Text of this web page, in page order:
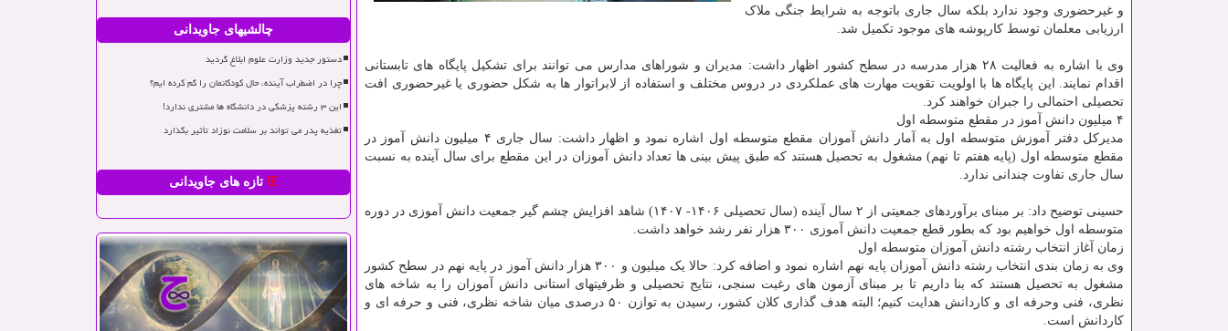
و غیرحضوری وجود ندارد بلکه سال جاری باتوجه به شرایط جنگی ملاک
ارزیابی معلمان توسط کارپوشه های موجود تکمیل شد.
وی با اشاره به فعالیت ۲۸ هزار مدرسه در سطح کشور اظهار داشت: مدیران و شوراهای مدارس می توانند برای تشکیل پایگاه های تابستانی
اقدام نمایند. این پایگاه ها با اولویت تقویت مهارت های عملکردی در دروس مختلف و استفاده از لابراتوار ها به شکل حضوری یا غیرحضوری افت
تحصیلی احتمالی را جبران خواهند کرد.
۴ میلیون دانش آموز در مقطع متوسطه اول
مدیرکل دفتر آموزش متوسطه اول به آمار دانش آموزان مقطع متوسطه اول اشاره نمود و اظهار داشت: سال جاری ۴ میلیون دانش آموز در
مقطع متوسطه اول (پایه هفتم تا نهم) مشغول به تحصیل هستند که طبق پیش بینی ها تعداد دانش آموزان در این مقطع برای سال آینده به نسبت
سال جاری تفاوت چندانی ندارد.
حسینی توضیح داد: بر مبنای برآوردهای جمعیتی از ۲ سال آینده (سال تحصیلی ۱۴۰۶- ۱۴۰۷) شاهد افزایش چشم گیر جمعیت دانش آموزی در دوره
متوسطه اول خواهیم بود که بطور قطع جمعیت دانش آموزی ۳۰۰ هزار نفر رشد خواهد داشت.
زمان آغاز انتخاب رشته دانش آموزان متوسطه اول
وی به زمان بندی انتخاب رشته دانش آموزان پایه نهم اشاره نمود و اضافه کرد: حالا یک میلیون و ۳۰۰ هزار دانش آموز در پایه نهم در سطح کشور
مشغول به تحصیل هستند که بنا داریم تا بر مبنای آزمون های رغبت سنجی، نتایج تحصیلی و ظرفیتهای استانی دانش آموزان را به شاخه های
نظری، فنی وحرفه ای و کاردانش هدایت کنیم؛ البته هدف گذاری کلان کشور، رسیدن به توازن ۵۰ درصدی میان شاخه نظری، فنی و حرفه ای و
کاردانش است.
چالشیهای جاویدانی
دستور جدید وزارت علوم ابلاغ گردید
چرا در اضطراب آینده، حال کودکانمان را گم کرده ایم؟
این ۳ رشته پزشکی در دانشگاه ها مشتری ندارد!
تغذیه پدر می تواند بر سلامت نوزاد تأثیر بگذارد
تازه های جاویدانی